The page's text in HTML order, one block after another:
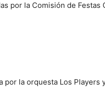
por la Comisión de
por la orquesta Los Players